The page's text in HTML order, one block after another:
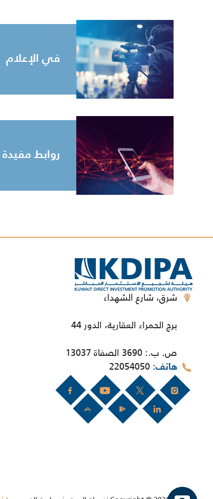
في الإعلام
روابط مفيدة
شرق، شارع الشهداء
برج الحمراء العقارية، الدور 44
ص. ب.: 3690 الصفاة 13037
هاتف